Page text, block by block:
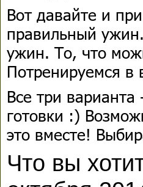
Вот давайте и
правильный
ужин. То, что
Потренируемся в
Все три
готовки :)
это вместе!